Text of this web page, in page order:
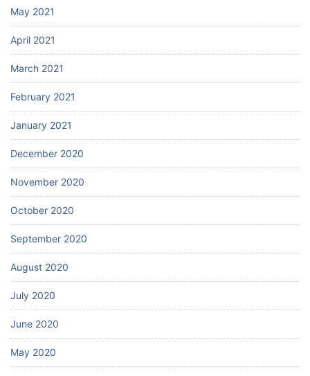
May 2021
April 2021
March 2021
February 2021
January 2021
December 2020
November 2020
October 2020
September 2020
August 2020
July 2020
June 2020
May 2020